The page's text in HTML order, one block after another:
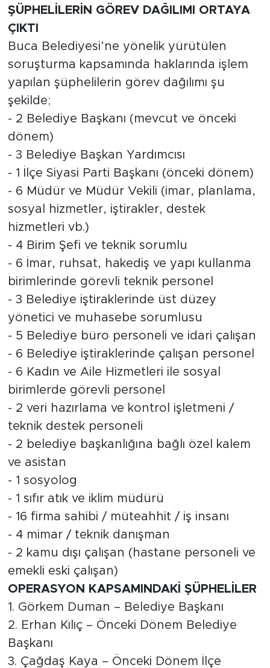
ŞÜPHELİLERİN GÖREV DAĞILIMI ORTAYA
ÇIKTI
Buca Belediyesi’ne yönelik yürütülen
soruşturma kapsamında haklarında işlem
yapılan şüphelilerin görev dağılımı şu
şekilde;
- 2 Belediye Başkanı (mevcut ve önceki
dönem)
- 3 Belediye Başkan Yardımcısı
- 1 İlçe Siyasi Parti Başkanı (önceki dönem)
- 6 Müdür ve Müdür Vekili (imar, planlama,
sosyal hizmetler, iştirakler, destek
hizmetleri vb.)
- 4 Birim Şefi ve teknik sorumlu
- 6 İmar, ruhsat, hakediş ve yapı kullanma
birimlerinde görevli teknik personel
- 3 Belediye iştiraklerinde üst düzey
yönetici ve muhasebe sorumlusu
- 5 Belediye büro personeli ve idari çalışan
- 6 Belediye iştiraklerinde çalışan personel
- 6 Kadın ve Aile Hizmetleri ile sosyal
birimlerde görevli personel
- 2 veri hazırlama ve kontrol işletmeni /
teknik destek personeli
- 2 belediye başkanlığına bağlı özel kalem
ve asistan
- 1 sosyolog
- 1 sıfır atık ve iklim müdürü
- 16 firma sahibi / müteahhit / iş insanı
- 4 mimar / teknik danışman
- 2 kamu dışı çalışan (hastane personeli ve
emekli eski çalışan)
OPERASYON KAPSAMINDAKİ ŞÜPHELİLER
1. Görkem Duman – Belediye Başkanı
2. Erhan Kılıç – Önceki Dönem Belediye
Başkanı
3. Çağdaş Kaya – Önceki Dönem İlçe